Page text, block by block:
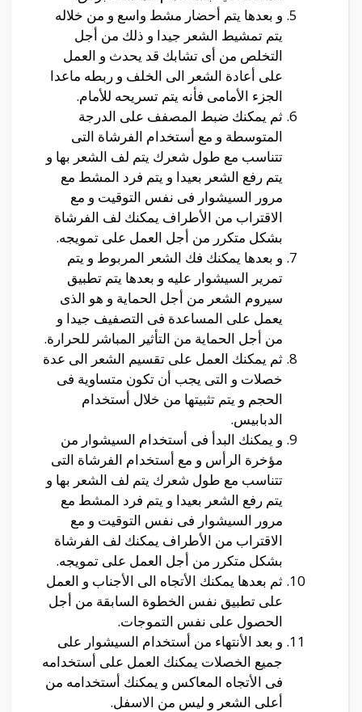
و بعدها يتم أحضار مشط واسع و من خلاله
يتم تمشيط الشعر جيدا و ذلك من أجل
التخلص من أى تشابك قد يحدث و العمل
على أعادة الشعر الى الخلف و ربطه ماعدا
الجزء الأمامى فأنه يتم تسريحه للأمام.
ثم يمكنك ضبط المصفف على الدرجة
المتوسطة و مع أستخدام الفرشاة التى
تتناسب مع طول شعرك يتم لف الشعر بها و
يتم رفع الشعر بعيدا و يتم فرد المشط مع
مرور السيشوار فى نفس التوقيت و مع
الاقتراب من الأطراف يمكنك لف الفرشاة
بشكل متكرر من أجل العمل على تمويجه.
و بعدها يمكنك فك الشعر المربوط و يتم
تمرير السيشوار عليه و بعدها يتم تطبيق
سيروم الشعر من أجل الحماية و هو الذى
يعمل على المساعدة فى التصفيف جيدا و
من أجل الحماية من التأثير المباشر للحرارة.
ثم يمكنك العمل على تقسيم الشعر الى عدة
خصلات و التى يجب أن تكون متساوية فى
الحجم و يتم تثبيتها من خلال أستخدام
الدبابيس.
و يمكنك البدأ فى أستخدام السيشوار من
مؤخرة الرأس و مع أستخدام الفرشاة التى
تتناسب مع طول شعرك يتم لف الشعر بها و
يتم رفع الشعر بعيدا و يتم فرد المشط مع
مرور السيشوار فى نفس التوقيت و مع
الاقتراب من الأطراف يمكنك لف الفرشاة
بشكل متكرر من أجل العمل على تمويجه.
ثم بعدها يمكنك الأتجاه الى الأجناب و العمل
على تطبيق نفس الخطوة السابقة من أجل
الحصول على نفس التموجات.
و بعد الأنتهاء من أستخدام السيشوار على
جميع الخصلات يمكنك العمل على أستخدامه
فى الأتجاه المعاكس و يمكنك أستخدامه من
أعلى الشعر و ليس من الاسفل.